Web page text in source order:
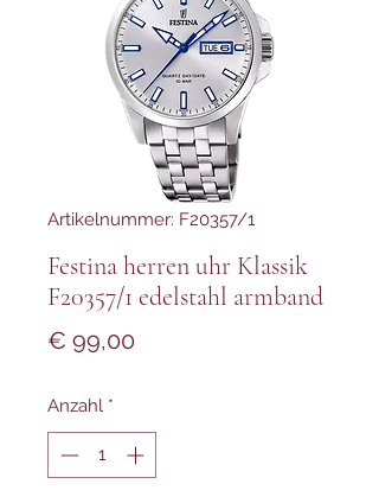
Artikelnummer: F20357/1
Festina herren uhr Klassik
F20357/1 edelstahl armband
€ 99,00Preis
Anzahl *